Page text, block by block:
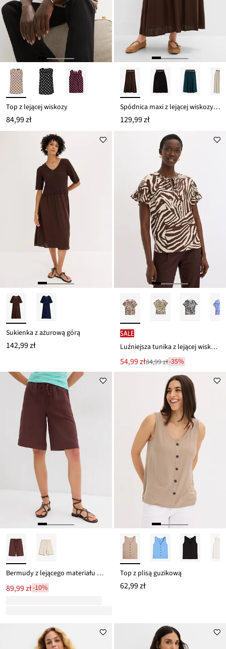
Top z lejącej wiskozy
84,99 zł
Spódnica maxi z lejącej wiskozy (zestaw 2-cz.)
129,99 zł
Sukienka z ażurową górą
142,99 zł
SALE
Luźniejsza tunika z lejącej wiskozy
Nowa
cena
54,99 zł
Przeceniono
84,99 zł-35%
Bermudy z lejącego materiału z domieszką wiskozy
89,99 zł-10%
Top z plisą guzikową
62,99 zł